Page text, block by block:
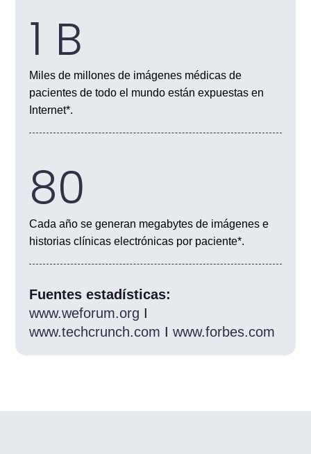
1 B
Miles de millones de imágenes médicas de
pacientes de todo el mundo están expuestas en
Internet*.
80
Cada año se generan megabytes de imágenes e
historias clínicas electrónicas por paciente*.
Fuentes estadísticas:
www.weforum.org I
www.techcrunch.com Iwww.forbes.com